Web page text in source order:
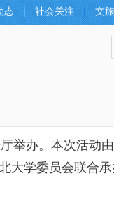
态 社会关注 文
办。本次活动
学委员会联合承